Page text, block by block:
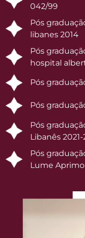
042/99
Pós
libanes 2014
Pós
hospital
Pós
Pós
Pós
Libanês
Pós
Lume